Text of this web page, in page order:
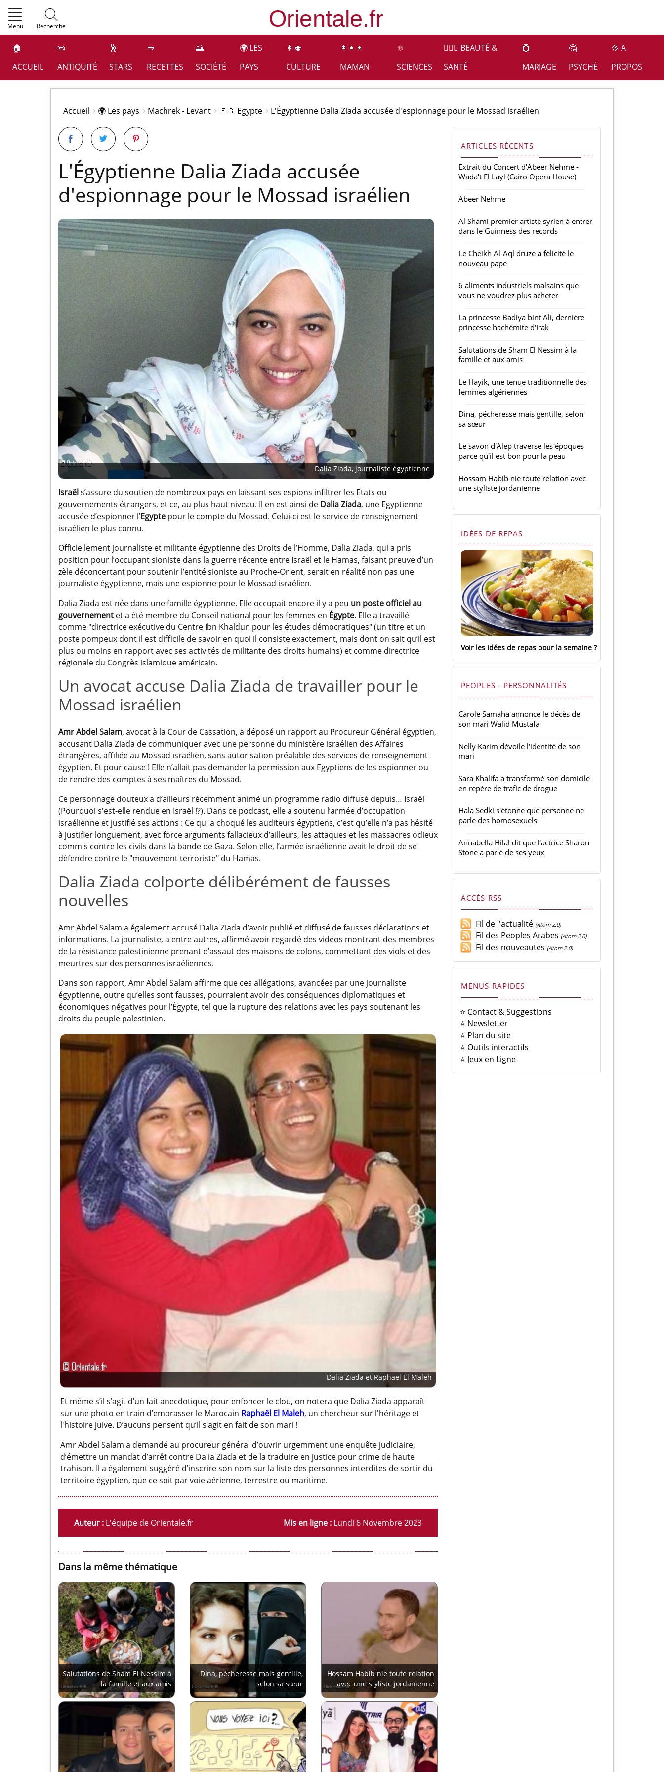
Menu Recherche
🏠
ACCUEIL
📜
ANTIQUITÉ
🕺
STARS
🥙
RECETTES
🌅
SOCIÉTÉ
🌍 LES
PAYS
👩‍🎓
CULTURE
👩‍👧‍👦
MAMAN
⚛️
SCIENCES
👩🏻‍⚕️ BEAUTÉ &
SANTÉ
💍
MARIAGE
🤔
PSYCHÉ
💠 A
PROPOS
Accueil 🌍 Les pays Machrek - Levant 🇪🇬 Egypte L'Égyptienne Dalia Ziada accusée d'espionnage pour le Mossad israélien
L'Égyptienne Dalia Ziada accusée
d'espionnage pour le Mossad israélien
Dalia Ziada, journaliste égyptienne
Israëls’assure du soutien de nombreux pays en laissant ses espions infiltrer les Etats ou
gouvernements étrangers, et ce, au plus haut niveau. Il en est ainsi de Dalia Ziada, une Egyptienne
accusée d’espionner l’Egypte pour le compte du Mossad. Celui-ci est le service de renseignement
israélien le plus connu.
Officiellement journaliste et militante égyptienne des Droits de l’Homme, Dalia Ziada, qui a pris
position pour l’occupant sioniste dans la guerre récente entre Israël et le Hamas, faisant preuve d’un
zèle déconcertant pour soutenir l’entité sioniste au Proche-Orient, serait en réalité non pas une
journaliste égyptienne, mais une espionne pour le Mossad israélien.
Dalia Ziada est née dans une famille égyptienne. Elle occupait encore il y a peu un poste officiel au
gouvernement et a été membre du Conseil national pour les femmes en Égypte. Elle a travaillé
comme "directrice exécutive du Centre Ibn Khaldun pour les études démocratiques" (un titre et un
poste pompeux dont il est difficile de savoir en quoi il consiste exactement, mais dont on sait qu’il est
plus ou moins en rapport avec ses activités de militante des droits humains) et comme directrice
régionale du Congrès islamique américain.
Un avocat accuse Dalia Ziada de travailler pour le
Mossad israélien
Amr Abdel Salam, avocat à la Cour de Cassation, a déposé un rapport au Procureur Général égyptien,
accusant Dalia Ziada de communiquer avec une personne du ministère israélien des Affaires
étrangères, affiliée au Mossad israélien, sans autorisation préalable des services de renseignement
égyptien. Et pour cause ! Elle n’allait pas demander la permission aux Egyptiens de les espionner ou
de rendre des comptes à ses maîtres du Mossad.
Ce personnage douteux a d’ailleurs récemment animé un programme radio diffusé depuis… Israël
(Pourquoi s'est-elle rendue en Israël !?). Dans ce podcast, elle a soutenu l’armée d’occupation
israélienne et justifié ses actions : Ce qui a choqué les auditeurs égyptiens, c’est qu’elle n’a pas hésité
à justifier longuement, avec force arguments fallacieux d’ailleurs, les attaques et les massacres odieux
commis contre les civils dans la bande de Gaza. Selon elle, l’armée israélienne avait le droit de se
défendre contre le "mouvement terroriste" du Hamas.
Dalia Ziada colporte délibérément de fausses
nouvelles
Amr Abdel Salam a également accusé Dalia Ziada d’avoir publié et diffusé de fausses déclarations et
informations. La journaliste, a entre autres, affirmé avoir regardé des vidéos montrant des membres
de la résistance palestinienne prenant d’assaut des maisons de colons, commettant des viols et des
meurtres sur des personnes israéliennes.
Dans son rapport, Amr Abdel Salam affirme que ces allégations, avancées par une journaliste
égyptienne, outre qu’elles sont fausses, pourraient avoir des conséquences diplomatiques et
économiques négatives pour l’Égypte, tel que la rupture des relations avec les pays soutenant les
droits du peuple palestinien.
Dalia Ziada et Raphael El Maleh
Et même s’il s’agit d’un fait anecdotique, pour enfoncer le clou, on notera que Dalia Ziada apparaît
sur une photo en train d’embrasser le Marocain Raphaël El Maleh, un chercheur sur l'héritage et
l'histoire juive. D’aucuns pensent qu’il s’agit en fait de son mari !
Amr Abdel Salam a demandé au procureur général d’ouvrir urgemment une enquête judiciaire,
d’émettre un mandat d’arrêt contre Dalia Ziada et de la traduire en justice pour crime de haute
trahison. Il a également suggéré d’inscrire son nom sur la liste des personnes interdites de sortir du
territoire égyptien, que ce soit par voie aérienne, terrestre ou maritime.
Auteur : L'équipe de Orientale.fr Mis en ligne : Lundi 6 Novembre 2023
Dans la même thématique
Salutations de Sham El Nessim à
la famille et aux amis
Dina, pécheresse mais gentille,
selon sa sœur
Hossam Habib nie toute relation
avec une styliste jordanienne
ARTICLES RÉCENTS
Extrait du Concert d'Abeer Nehme -
Wada't El Layl (Cairo Opera House)
Abeer Nehme
Al Shami premier artiste syrien à entrer
dans le Guinness des records
Le Cheikh Al-Aql druze a félicité le
nouveau pape
6 aliments industriels malsains que
vous ne voudrez plus acheter
La princesse Badiya bint Ali, dernière
princesse hachémite d'Irak
Salutations de Sham El Nessim à la
famille et aux amis
Le Hayik, une tenue traditionnelle des
femmes algériennes
Dina, pécheresse mais gentille, selon
sa sœur
Le savon d'Alep traverse les époques
parce qu'il est bon pour la peau
Hossam Habib nie toute relation avec
une styliste jordanienne
IDÉES DE REPAS
Voir les idées de repas pour la semaine
PEOPLES - PERSONNALITÉS
Carole Samaha annonce le décès de
son mari Walid Mustafa
Nelly Karim dévoile l'identité de son
mari
Sara Khalifa a transformé son domicile
en repère de trafic de drogue
Hala Sedki s'étonne que personne ne
parle des homosexuels
Annabella Hilal dit que l'actrice Sharon
Stone a parlé de ses yeux
ACCÈS RSS
Fil de l'actualité (Atom 2.0)
Fil des Peoples Arabes (Atom 2.0)
Fil des nouveautés (Atom 2.0)
MENUS RAPIDES
⭐ Contact & Suggestions
⭐ Newsletter
⭐ Plan du site
⭐ Outils interactifs
⭐ Jeux en Ligne